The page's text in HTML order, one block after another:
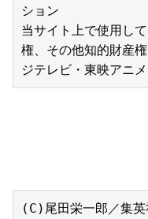
ション
当サイト上で使用し
権、その他知的財産
ジテレビ・東映アニ
(C)尾田栄一郎／集